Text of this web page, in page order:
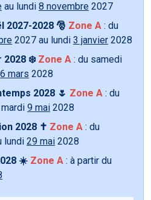
au lundi 8 novembre 2027
2027-2028 🎅 Zone A : du
2027 au lundi 3 janvier 2028
2028 ❄️ Zone A : du samedi
6 mars 2028
2028 🌷 Zone A : du
9 mai 2028
2028 ✝️ Zone A : du
lundi 29 mai 2028
☀️ Zone A : à partir du